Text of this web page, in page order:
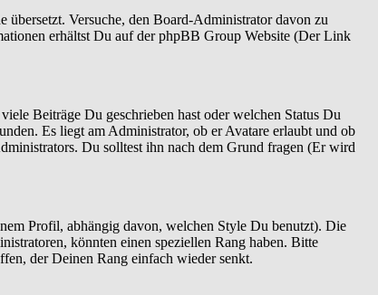
Versuche, den Board-Administrator davon zu
erhältst Du auf der phpBB Group Website (Der Link
Beiträge Du geschrieben hast oder welchen Status Du
Es liegt am Administrator, ob er Avatare erlaubt und ob
Du solltest ihn nach dem Grund fragen (Er wird
Profil, abhängig davon, welchen Style Du benutzt). Die
könnten einen speziellen Rang haben. Bitte
der Deinen Rang einfach wieder senkt.